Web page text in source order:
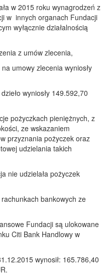
w 2015 roku wynagrodzeń z
w innych organach Fundacji
wyłącznie działalnością
z umów zlecenia,
umowy zlecenia wyniosły
wyniosły 149.592,70
pożyczkach pieniężnych, z
ze wskazaniem
przyznania pożyczek oraz
udzielania takich
nie udzielała pożyczek
bankowych ze
Fundacji są ulokowane
Citi Bank Handlowy w
wynosił: 165.786,40